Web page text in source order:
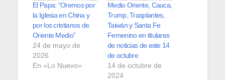
El Papa: “Oremos por
la Iglesia en China y
por los cristianos de
Oriente Medio”
24 de mayo de
2026
En «Lo Nuevo»
Medio Oriente, Cauca,
Trump, Trasplantes,
Taiwán y Santa Fe
Femenino en titulares
de noticias de este 14
de octubre
14 de octubre de
2024